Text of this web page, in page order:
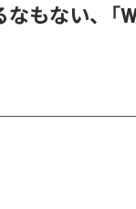
もない、「